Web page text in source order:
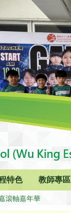
特色 教師專區
滾軸嘉年華